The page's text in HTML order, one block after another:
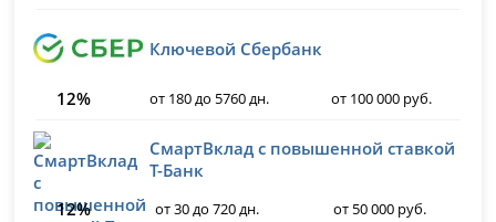
Ключевой Сбербанк
12% от 180 до 5760 дн. от 100 000 руб.
СмартВклад с повышенной ставкой
Т-Банк
12%
от 30 до 720 дн. от 50 000 руб.